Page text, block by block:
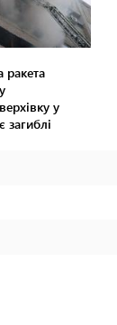
ракета
у
загиблі